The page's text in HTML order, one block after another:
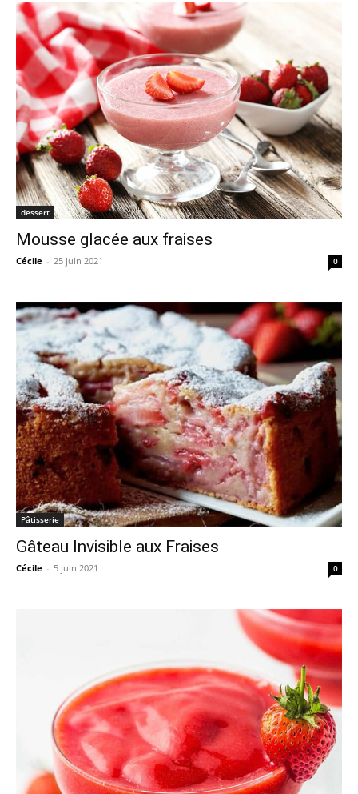
dessert
Mousse glacée aux fraises
Cécile - 25 juin 2021 0
Pâtisserie
Gâteau Invisible aux Fraises
Cécile - 5 juin 2021 0